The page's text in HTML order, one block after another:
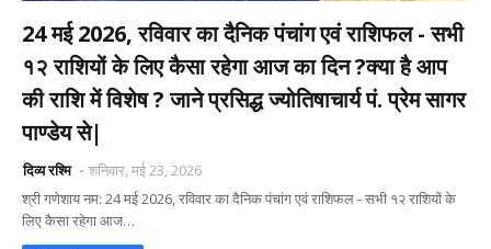
24 मई 2026, रविवार का दैनिक पंचांग एवं राशिफल - सभी
१२ राशियों के लिए कैसा रहेगा आज का दिन ?क्या है आप
की राशि में विशेष ? जाने प्रसिद्ध ज्योतिषाचार्य पं. प्रेम सागर
पाण्डेय से|
दिव्य रश्मि
शनिवार, मई 23, 2026
श्री गणेशाय नम: 24 मई 2026, रविवार का दैनिक पंचांग एवं राशिफल - सभी १२ राशियों के
लिए कैसा रहेगा आज…